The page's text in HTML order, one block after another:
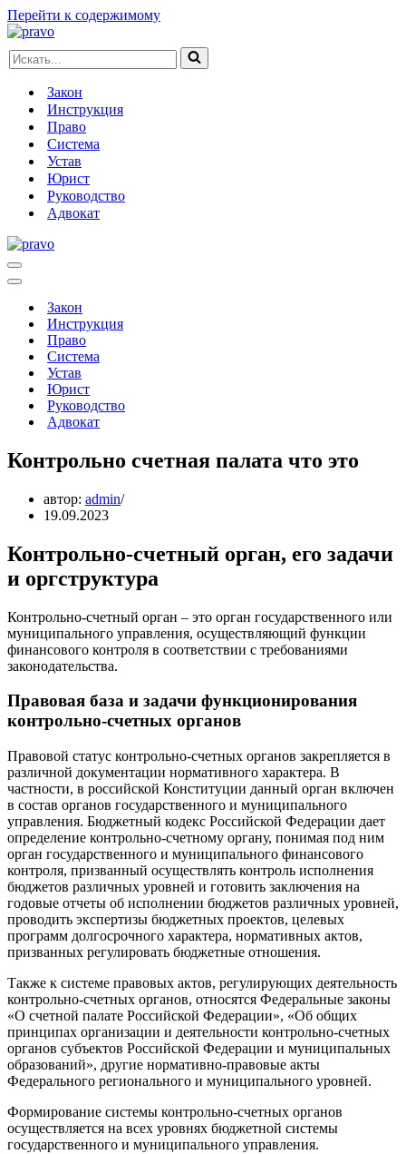
Перейти к содержимому
Искать...
Закон
Инструкция
Право
Система
Устав
Юрист
Руководство
Адвокат
Меню
навигации
Меню
навигацииЗакон
Инструкция
Право
Система
Устав
Юрист
Руководство
Адвокат
Контрольно счетная палата что это
автор: admin
19.09.2023
Контрольно-счетный орган, его задачи
и оргструктура
Контрольно-счетный орган – это орган государственного или
муниципального управления, осуществляющий функции
финансового контроля в соответствии с требованиями
законодательства.
Правовая база и задачи функционирования
контрольно-счетных органов
Правовой статус контрольно-счетных органов закрепляется в
различной документации нормативного характера. В
частности, в российской Конституции данный орган включен
в состав органов государственного и муниципального
управления. Бюджетный кодекс Российской Федерации дает
определение контрольно-счетному органу, понимая под ним
орган государственного и муниципального финансового
контроля, призванный осуществлять контроль исполнения
бюджетов различных уровней и готовить заключения на
годовые отчеты об исполнении бюджетов различных уровней,
проводить экспертизы бюджетных проектов, целевых
программ долгосрочного характера, нормативных актов,
призванных регулировать бюджетные отношения.
Также к системе правовых актов, регулирующих деятельность
контрольно-счетных органов, относятся Федеральные законы
«О счетной палате Российской Федерации», «Об общих
принципах организации и деятельности контрольно-счетных
органов субъектов Российской Федерации и муниципальных
образований», другие нормативно-правовые акты
Федерального регионального и муниципального уровней.
Формирование системы контрольно-счетных органов
осуществляется на всех уровнях бюджетной системы
государственного и муниципального управления.